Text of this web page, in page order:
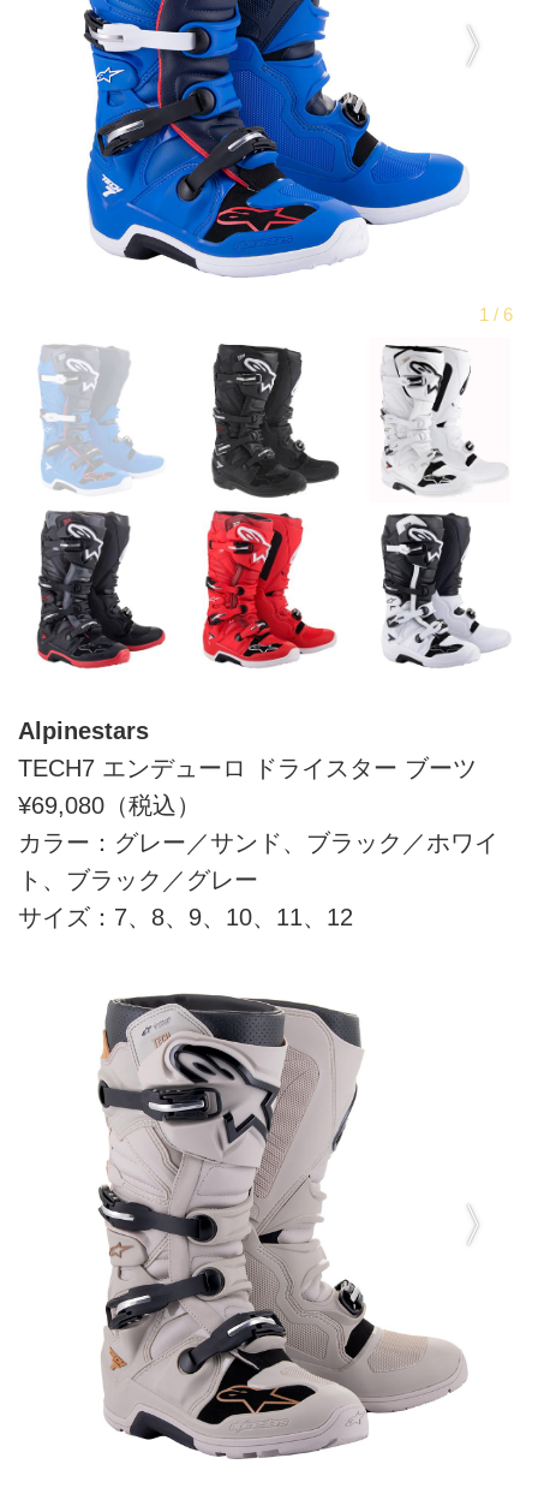
Alpinestars
TECH7 エンデューロ ドライスター ブーツ
¥69,080（税込）
カラー：グレー／サンド、ブラック／ホワイ
ト、ブラック／グレー
サイズ：7、8、9、10、11、12